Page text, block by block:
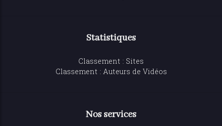
Statistiques
Classement : Sites
Classement : Auteurs de Vidéos
Nos services